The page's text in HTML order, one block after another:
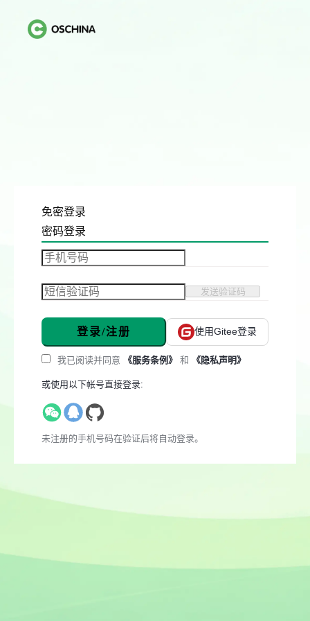
免密登录
密码登录
发送验证码
登录/注册 使用Gitee登录
我已阅读并同意 《服务条例》 和 《隐私声明》
或使用以下帐号直接登录:
未注册的手机号码在验证后将自动登录。